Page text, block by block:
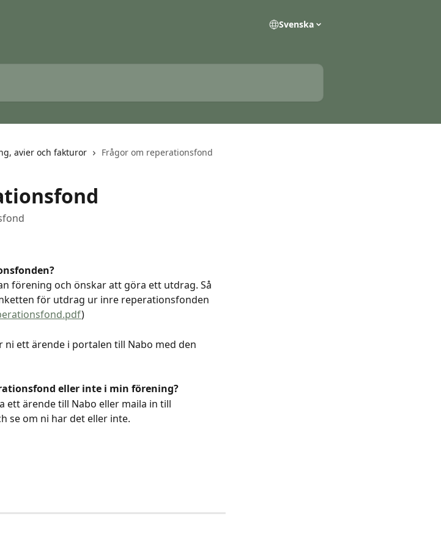
Svenska
avier och fakturor Frågor om reperationsfond
förening och önskar att göra ett utdrag. Så
för utdrag ur inre reperationsfonden
)
ett ärende i portalen till Nabo med den
eller inte i min förening?
ett ärende till Nabo eller maila in till
se om ni har det eller inte.